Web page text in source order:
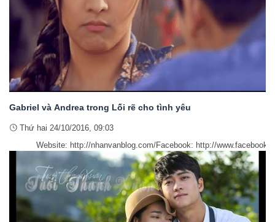
Gabriel và Andrea trong Lối rẽ cho tình yêu
Thứ hai 24/10/2016, 09:03
Website: http://nhanvanblog.com/Facebook: http://